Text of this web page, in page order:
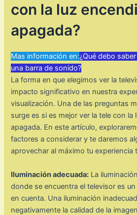
con la luz
apagada?
Mas información en:¿Qué debo
una barra de sonido?
La forma en que elegimos ver la
impacto significativo en nuestra
visualización. Una de las preguntas
surge es si es mejor ver la tele con la
apagada. En este artículo,
factores a considerar y te daremos
aprovechar al máximo tu experiencia
Iluminación adecuada: La
donde se encuentra el televisor es
en cuenta. Una iluminación
negativamente la calidad de la